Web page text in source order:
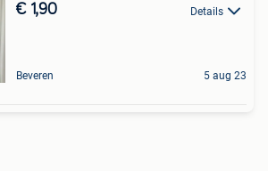
€ 1,90 Details
Beveren 5 aug 23